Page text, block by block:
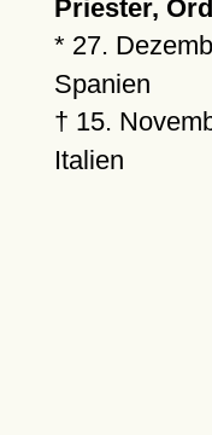
Priester,
* 27.
Spanien
† 15.
Italien